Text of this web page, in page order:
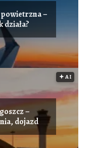
–
działa?
🟅 AI
–
dojazd